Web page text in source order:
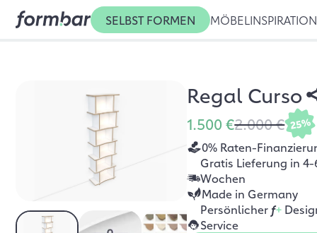
SELBST FORMEN MÖBEL INSPIRATION
Regal Curso
1.500 €2.000 € 25%
0% Raten-
Gratis Lieferung in 4-
Wochen
Made in Germany
Persönlicher f+
Service